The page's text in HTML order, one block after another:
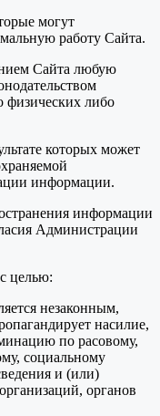
могут
работу Сайта.
Сайта любую
либо
которых может
информации.
информации
Администрации
целью:
незаконным,
насилие,
по расовому,
социальному
и (или)
органов